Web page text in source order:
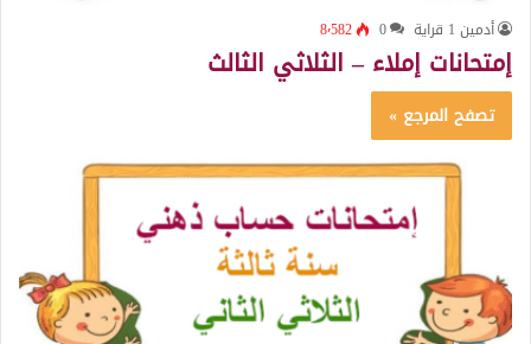
أدمين 1 قراية 0 8٬582
إمتحانات إملاء – الثلاثي الثالث
تصفح المرجع »